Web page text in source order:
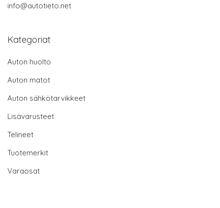
info@autotieto.net
Kategoriat
Auton huolto
Auton matot
Auton sähkötarvikkeet
Lisävarusteet
Telineet
Tuotemerkit
Varaosat